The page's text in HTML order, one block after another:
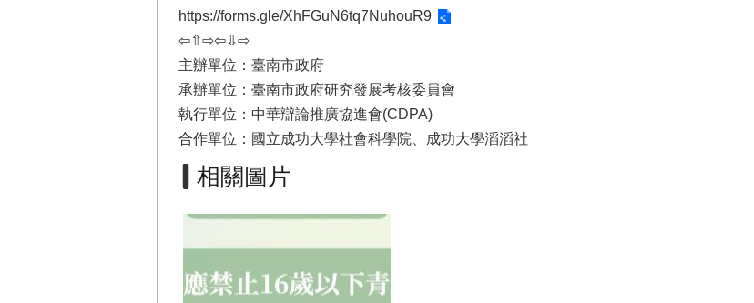
https://forms.gle/XhFGuN6tq7NuhouR9
⇦⇧⇨⇦⇩⇨
主辦單位：臺南市政府
承辦單位：臺南市政府研究發展考核委員會
執行單位：中華辯論推廣協進會(CDPA)
合作單位：國立成功大學社會科學院、成功大學滔滔社
相關圖片